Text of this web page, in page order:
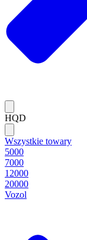
HQD
Wszystkie towary
5000
7000
12000
20000
Vozol